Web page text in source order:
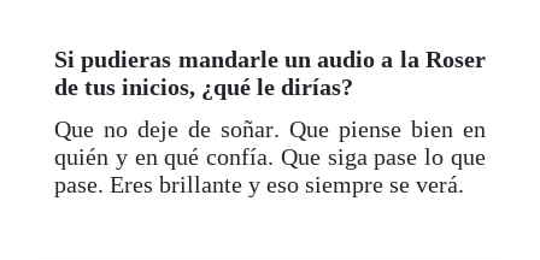
Si pudieras mandarle un audio a la Roser
de tus inicios, ¿qué le dirías?
Que no deje de soñar. Que piense bien en
quién y en qué confía. Que siga pase lo que
pase. Eres brillante y eso siempre se verá.